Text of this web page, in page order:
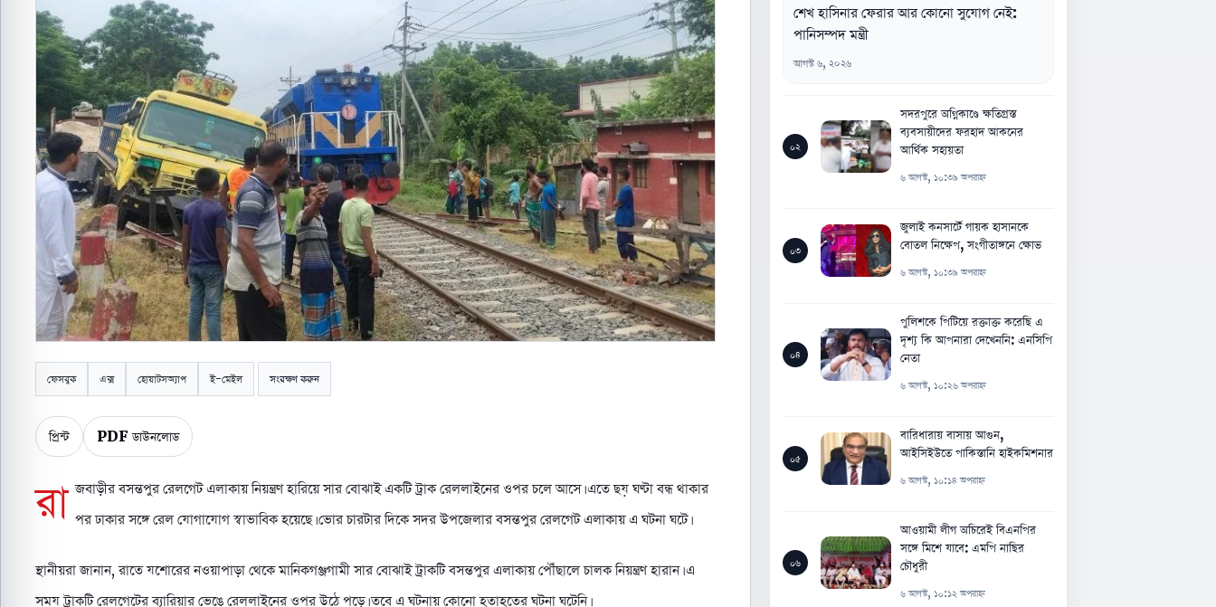
ফেসবুক এক্স হোয়াটসঅ্যাপ ই-মেইল সংরক্ষণ করুন
প্রিন্ট PDF ডাউনলোড
রা জবাড়ীর বসন্তপুর রেলগেট এলাকায় নিয়ন্ত্রণ হারিয়ে সার বোঝাই একটি ট্রাক রেললাইনের ওপর চলে আসে। এতে ছয় ঘণ্টা বন্ধ থাকার
পর ঢাকার সঙ্গে রেল যোগাযোগ স্বাভাবিক হয়েছে। ভোর চারটার দিকে সদর উপজেলার বসন্তপুর রেলগেট এলাকায় এ ঘটনা ঘটে।
স্থানীয়রা জানান, রাতে যশোরের নওয়াপাড়া থেকে মানিকগঞ্জগামী সার বোঝাই ট্রাকটি বসন্তপুর এলাকায় পৌঁছালে চালক নিয়ন্ত্রণ হারান। এ
সময় ট্রাকটি রেলগেটের ব্যারিয়ার ভেঙে রেললাইনের ওপর উঠে পড়ে। তবে এ ঘটনায় কোনো হতাহতের ঘটনা ঘটেনি।
শেখ হাসিনার ফেরার আর কোনো সুযোগ নেই:
পানিসম্পদ মন্ত্রী
আগস্ট ৬, ২০২৬
০২
সদরপুরে অগ্নিকাণ্ডে ক্ষতিগ্রস্ত
ব্যবসায়ীদের ফরহাদ আকনের
আর্থিক সহায়তা
৬ আগস্ট, ১০:৩৯ অপরাহ্ন
০৩
জুলাই কনসার্টে গায়ক হাসানকে
বোতল নিক্ষেপ, সংগীতাঙ্গনে ক্ষোভ
৬ আগস্ট, ১০:৩৯ অপরাহ্ন
০৪
পুলিশকে পিটিয়ে রক্তাক্ত করেছি এ
দৃশ্য কি আপনারা দেখেননি: এনসিপি
নেতা
৬ আগস্ট, ১০:২৬ অপরাহ্ন
০৫
বারিধারায় বাসায় আগুন,
আইসিইউতে পাকিস্তানি হাইকমিশনার
৬ আগস্ট, ১০:১৪ অপরাহ্ন
০৬
আওয়ামী লীগ অচিরেই বিএনপির
সঙ্গে মিশে যাবে: এমপি নাছির
চৌধুরী
৬ আগস্ট, ১০:১২ অপরাহ্ন